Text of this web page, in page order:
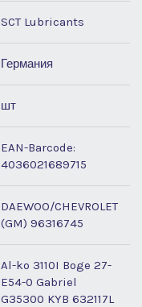
SCT Lubricants
Германия
шт
EAN-Barcode:
4036021689715
DAEWOO/CHEVROLET
(GM) 96316745
Al-ko 3110I Boge 27-
E54-0 Gabriel
G35300 KYB 632117L